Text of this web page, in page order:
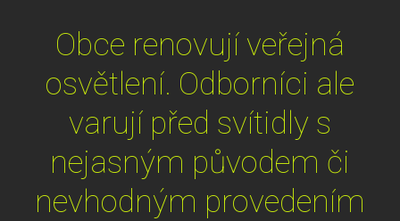
Obce renovují veřejná
osvětlení. Odborníci ale
varují před svítidly s
nejasným původem či
nevhodným provedením